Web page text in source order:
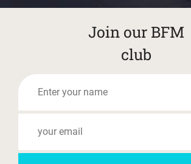
Join our BFM
club